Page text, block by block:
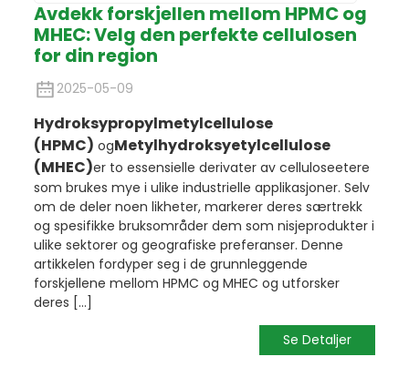
Avdekk forskjellen mellom HPMC og
MHEC: Velg den perfekte cellulosen
for din region
2025-05-09
Hydroksypropylmetylcellulose
(HPMC) ogMetylhydroksyetylcellulose
(MHEC)er to essensielle derivater av celluloseetere
som brukes mye i ulike industrielle applikasjoner. Selv
om de deler noen likheter, markerer deres særtrekk
og spesifikke bruksområder dem som nisjeprodukter i
ulike sektorer og geografiske preferanser. Denne
artikkelen fordyper seg i de grunnleggende
forskjellene mellom HPMC og MHEC og utforsker
deres [...]
Se Detaljer